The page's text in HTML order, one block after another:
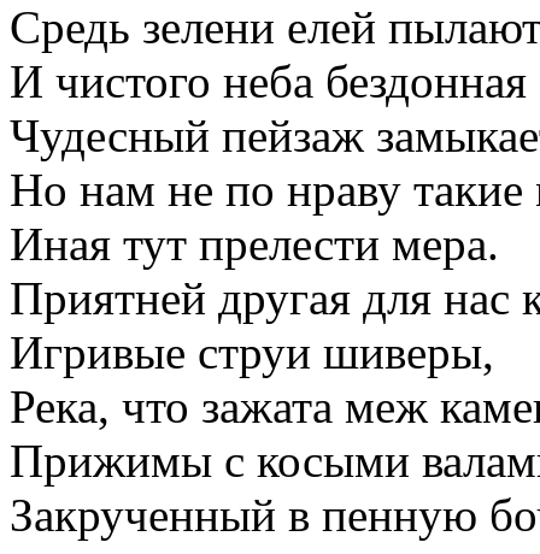
Средь зелени елей
И чистого неба бездонная
Чудесный пейзаж
Но нам не по нраву такие
Иная тут прелести мера.
Приятней другая для нас
Игривые струи шиверы,
Река, что зажата меж
Прижимы с косыми
Закрученный в пенную